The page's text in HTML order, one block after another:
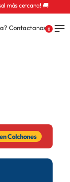
más cercana! 🚚
Contactanos 0
Colchones